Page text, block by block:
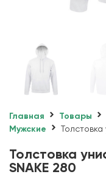
Главная Товары
Мужские
Толстовка
SNAKE 280